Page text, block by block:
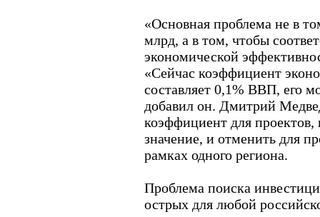
«Основная проблема не в
млрд, а в том, чтобы
экономической
«Сейчас коэффициент
составляет 0,1% ВВП, его
добавил он. Дмитрий
коэффициент для
значение, и отменить для
рамках одного региона.
Проблема поиска
острых для любой